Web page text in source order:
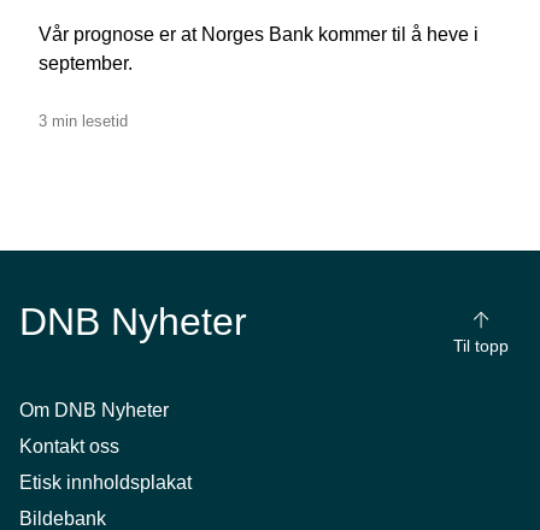
Vår prognose er at Norges Bank kommer til å heve i
september.
3 min lesetid
DNB Nyheter
Til topp
Om DNB Nyheter
Kontakt oss
Etisk innholdsplakat
Bildebank